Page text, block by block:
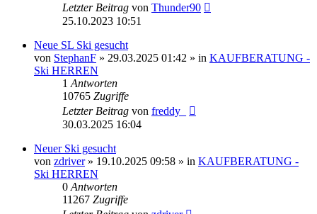
Letzter Beitrag von Thunder90
25.10.2023 10:51
Neue SL Ski gesucht
von StephanF » 29.03.2025 01:42 » in KAUFBERATUNG -
Ski HERREN
1 Antworten
10765 Zugriffe
Letzter Beitrag von freddy_
30.03.2025 16:04
Neuer Ski gesucht
von zdriver» 19.10.2025 09:58 » in KAUFBERATUNG -
Ski HERREN
0 Antworten
11267 Zugriffe